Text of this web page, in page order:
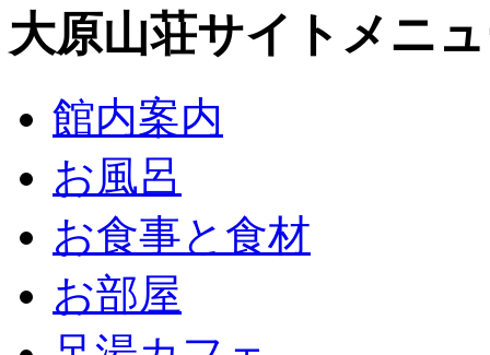
大原山荘サイトメニ
館内案内
お風呂
お食事と食材
お部屋